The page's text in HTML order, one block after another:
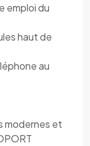
emploi du
haut de
au
modernes et